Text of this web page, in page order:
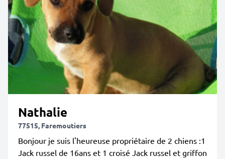
Nathalie
77515, Faremoutiers
Bonjour je suis l'heureuse propriétaire de 2 chiens :1
Jack russel de 16ans et 1 croisé Jack russel et griffon